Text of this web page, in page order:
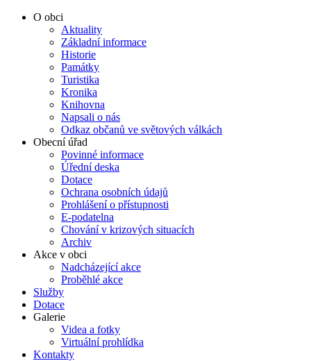
O obci
Aktuality
Základní informace
Historie
Památky
Turistika
Kronika
Knihovna
Napsali o nás
Odkaz občanů ve světových válkách
Obecní úřad
Povinné informace
Úřední deska
Dotace
Ochrana osobních údajů
Prohlášení o přístupnosti
E-podatelna
Chování v krizových situacích
Archiv
Akce v obci
Nadcházející akce
Proběhlé akce
Služby
Dotace
Galerie
Videa a fotky
Virtuální prohlídka
Kontakty